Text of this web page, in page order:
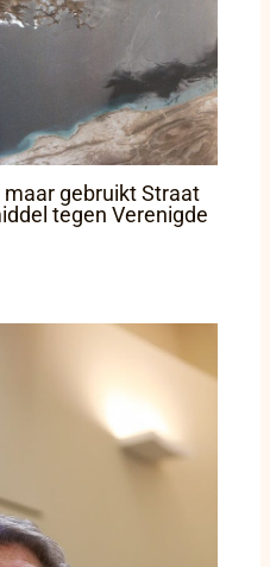
gebruikt Straat
tegen Verenigde